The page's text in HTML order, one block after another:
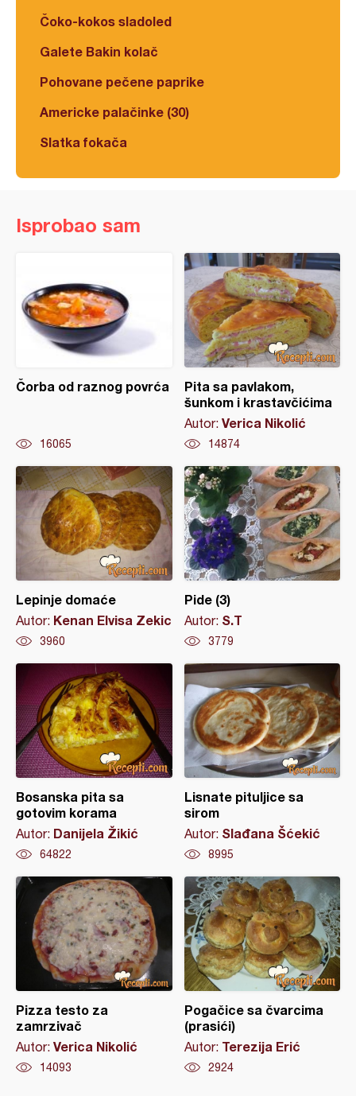
Čoko-kokos sladoled
Galete Bakin kolač
Pohovane pečene paprike
Americke palačinke (30)
Slatka fokača
Isprobao sam
Čorba od raznog povrća
16065
Pita sa pavlakom,
šunkom i krastavčićima
Autor: Verica Nikolić
14874
Lepinje domaće
Autor: Kenan Elvisa Zekic
3960
Pide (3)
Autor: S.T
3779
Bosanska pita sa
gotovim korama
Autor: Danijela Žikić
64822
Lisnate pituljice sa
sirom
Autor: Slađana Šćekić
8995
Pizza testo za
zamrzivač
Autor: Verica Nikolić
14093
Pogačice sa čvarcima
(prasići)
Autor: Terezija Erić
2924